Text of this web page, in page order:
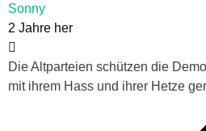
Sonny
2 Jahre her
Die Altparteien schützen die
mit ihrem Hass und ihrer Hetze